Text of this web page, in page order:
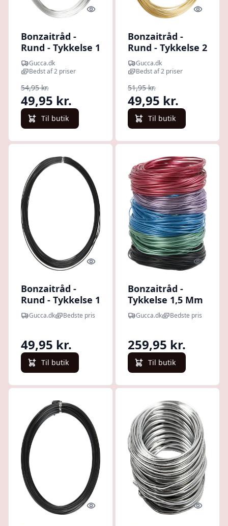
Quick look
Bonzaitråd -
Rund - Tykkelse 1
Mm - Sølv - 16 M
Gucca.dk
Bedst af 2 priser
54,95 kr.
49,95 kr.
Til butik
Quick
Bonzaitråd -
Rund - Tykkelse 2
Mm - Guld - 10 M
Gucca.dk
Bedst af 2 priser
51,95 kr.
49,95 kr.
Til butik
Quick look
Bonzaitråd -
Rund - Tykkelse 1
Mm - Sort - 16 M
Gucca.dk Bedste pris
49,95 kr.
Til butik
Quick
Bonzaitråd -
Tykkelse 1,5 Mm
- Assorterede
Farver - 5x20 M
Gucca.dk Bedste pris
259,95 kr.
Til butik
Quick look Quick